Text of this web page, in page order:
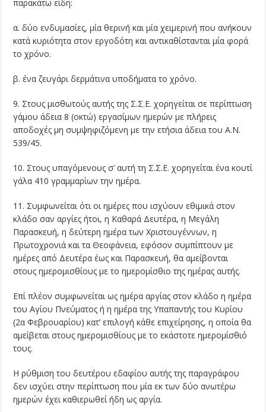
παρακάτω είδη:
α. δύο ενδυμασίες, μία θερινή και μία χειμερινή που ανήκουν
κατά κυριότητα στον εργοδότη και αντικαθίστανται μία φορά
το χρόνο.
β. ένα ζευγάρι δερμάτινα υποδήματα το χρόνο.
9. Στους μισθωτούς αυτής της Σ.Σ.Ε. χορηγείται σε περίπτωση
γάμου άδεια 8 (οκτώ) εργασίμων ημερών με πλήρεις
αποδοχές μη συμψηφιζόμενη με την ετήσια άδεια του Α.Ν.
539/45.
10. Στους υπαγόμενους σ’ αυτή τη Σ.Σ.Ε. χορηγείται ένα κουτί
γάλα 410 γραμμαρίων την ημέρα.
11. Συμφωνείται ότι οι ημέρες που ισχύουν εθιμικά στον
κλάδο σαν αργίες ήτοι, η Καθαρά Δευτέρα, η Μεγάλη
Παρασκευή, η δεύτερη ημέρα των Χριστουγέννων, η
Πρωτοχρονιά και τα Θεοφάνεια, εφόσον συμπίπτουν με
ημέρες από Δευτέρα έως και Παρασκευή, θα αμείβονται
στους ημερομισθίους με το ημερομίσθιο της ημέρας αυτής.
Επί πλέον συμφωνείται ως ημέρα αργίας στον κλάδο η ημέρα
του Αγίου Πνεύματος ή η ημέρα της Υπαπαντής του Κυρίου
(2α Φεβρουαρίου) κατ’ επιλογή κάθε επιχείρησης, η οποία θα
αμείβεται στους ημερομισθίους με το εκάστοτε ημερομίσθιό
τους.
Η ρύθμιση του δευτέρου εδαφίου αυτής της παραγράφου
δεν ισχύει στην περίπτωση που μία εκ των δύο ανωτέρω
ημερών έχει καθιερωθεί ήδη ως αργία.